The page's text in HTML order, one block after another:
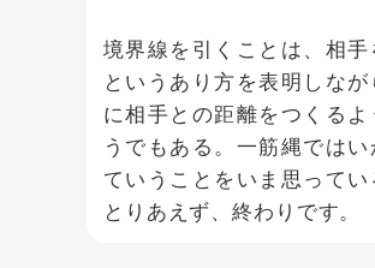
境界線を引くことは、相
というあり方を表明しな
に相手との距離をつくるよ
うでもある。一筋縄では
ていうことをいま思ってい
とりあえず、終わりです。